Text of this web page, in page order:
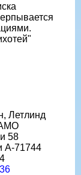
Летлинд
58
A-71744